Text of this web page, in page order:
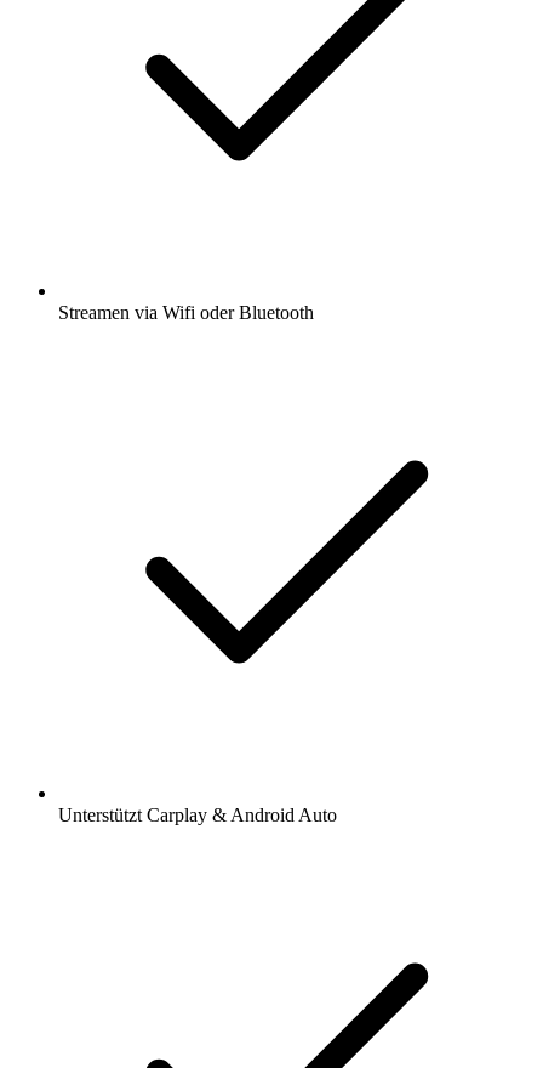
Streamen via Wifi oder Bluetooth
Unterstützt Carplay & Android Auto